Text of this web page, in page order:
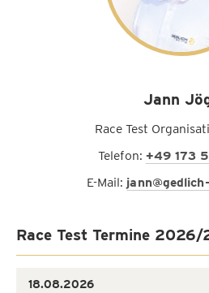
Jann
Race Test
Telefon: +49 173
E-Mail:
Race Test Termine
18.08.2026